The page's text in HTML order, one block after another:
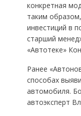
конкретная
таким
инвестиций в
старший
«Автотеке»
Ранее
способах
автомобиля.
автоэксперт